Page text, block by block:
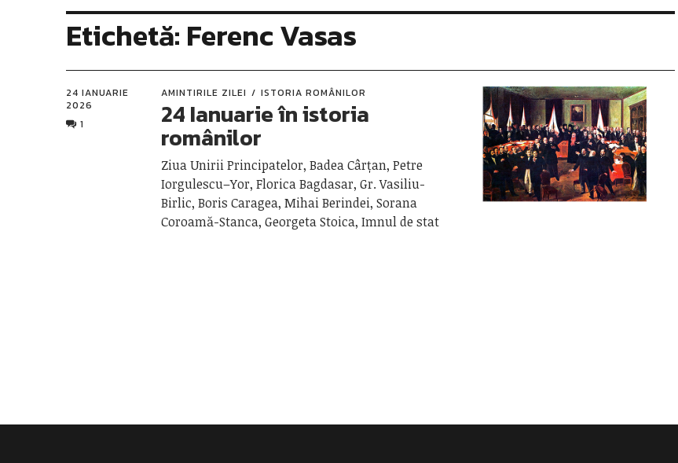
Etichetă: Ferenc Vasas
24 IANUARIE
2026
1
AMINTIRILE ZILEI ISTORIA ROMÂNILOR
24 Ianuarie în istoria
românilor
Ziua Unirii Principatelor, Badea Cârțan, Petre
Iorgulescu–Yor, Florica Bagdasar, Gr. Vasiliu-
Birlic, Boris Caragea, Mihai Berindei, Sorana
Coroamă-Stanca, Georgeta Stoica, Imnul de stat